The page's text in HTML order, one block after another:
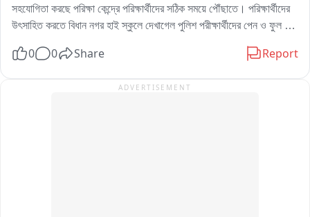
সহযোগিতা করছে পরিক্ষা কেন্দ্রে পরিক্ষার্থীদের সঠিক সময়ে পৌঁছাতে। পরিক্ষার্থীদের
উৎসাহিত করতে বিধান নগর হাই স্কুলে দেখাগেল পুলিশ পরীক্ষার্থীদের পেন ও ফুল
পেন কোথাও ফুল এবং কোথাও জলের বোতল দিয়ে। প্রথম দিন দুর্গাপুরে সব কেন্দ্রে
0 0 Share Report
ADVERTISEMENT